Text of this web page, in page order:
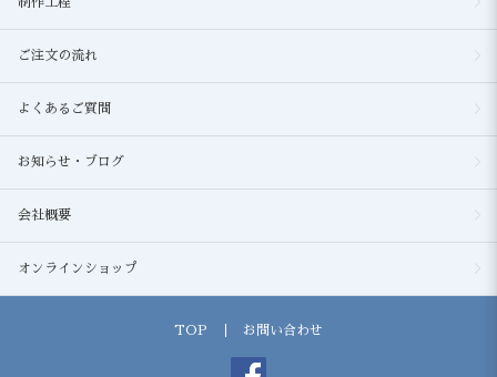
ご注文の流れ
よくあるご質問
お知らせ・ブログ
会社概要
オンラインショップ
TOP お問い合わせ